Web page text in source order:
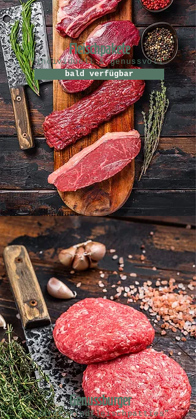
Fleischpakete
"individuell & genussvoll"
bald verfügbar
Genussburger
"zarte Rindfleischpatties"